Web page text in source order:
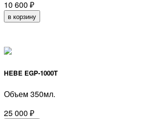
10 600 ₽
в корзину
HEBE EGP-1000T
Объем 350мл.
25 000 ₽